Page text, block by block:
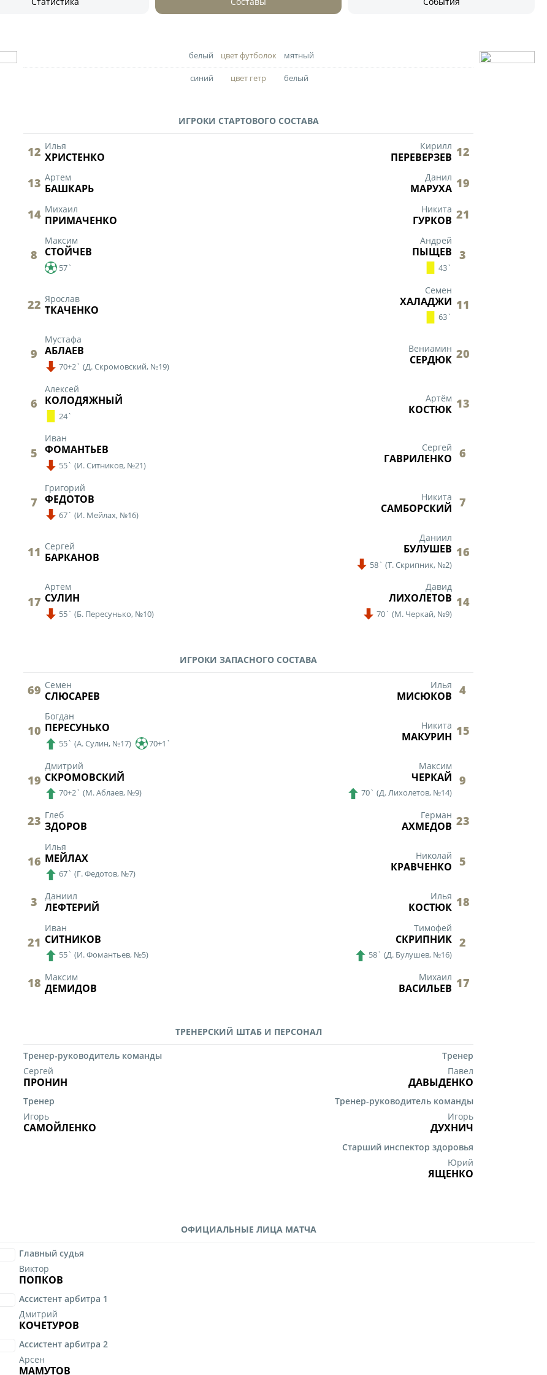
"Содружество"
Календарь и результаты матчей
Статистика
Служба безопасности
Отдел информационных технологий
Спортивный комитет
белый цвет футболок мятный
синий цвет гетр белый
ИГРОКИ СТАРТОВОГО СОСТАВА
12 Илья
ХРИСТЕНКО 12
Кирилл
ПЕРЕВЕРЗЕВ
13 Артем
БАШКАРЬ 19
Данил
МАРУХА
14 Михаил
ПРИМАЧЕНКО 21
Никита
ГУРКОВ
8
Максим
СТОЙЧЕВ
57`
3
Андрей
ПЫЩЕВ
43`
22 Ярослав
ТКАЧЕНКО 11
Семен
ХАЛАДЖИ
63`
9
Мустафа
АБЛАЕВ
70+2` (Д. Скромовский, №19)
20
Вениамин
СЕРДЮК
6
Алексей
КОЛОДЯЖНЫЙ
24`
13
Артём
КОСТЮК
5
Иван
ФОМАНТЬЕВ
55` (И. Ситников, №21)
6
Сергей
ГАВРИЛЕНКО
7
Григорий
ФЕДОТОВ
67` (И. Мейлах, №16)
7
Никита
САМБОРСКИЙ
11 Сергей
БАРКАНОВ 16
Даниил
БУЛУШЕВ
58` (Т. Скрипник, №2)
17
Артем
СУЛИН
55` (Б. Пересунько, №10)
14
Давид
ЛИХОЛЕТОВ
70` (М. Черкай, №9)
ИГРОКИ ЗАПАСНОГО СОСТАВА
69 Семен
СЛЮСАРЕВ 4
Илья
МИСЮКОВ
10
Богдан
ПЕРЕСУНЬКО
55` (А. Сулин, №17) 70+1`
15
Никита
МАКУРИН
19
Дмитрий
СКРОМОВСКИЙ
70+2` (М. Аблаев, №9)
9
Максим
ЧЕРКАЙ
70` (Д. Лихолетов, №14)
23 Глеб
ЗДОРОВ 23
Герман
АХМЕДОВ
16
Илья
МЕЙЛАХ
67` (Г. Федотов, №7)
5
Николай
КРАВЧЕНКО
3 Даниил
ЛЕФТЕРИЙ 18
Илья
КОСТЮК
21
Иван
СИТНИКОВ
55` (И. Фомантьев, №5)
2
Тимофей
СКРИПНИК
58` (Д. Булушев, №16)
18 Максим
ДЕМИДОВ 17
Михаил
ВАСИЛЬЕВ
ТРЕНЕРСКИЙ ШТАБ И ПЕРСОНАЛ
Тренер-руководитель команды
Сергей
ПРОНИН
Тренер
Павел
ДАВЫДЕНКО
Тренер
Игорь
САМОЙЛЕНКО
Тренер-руководитель команды
Игорь
ДУХНИЧ
Старший инспектор здоровья
Юрий
ЯЩЕНКО
ОФИЦИАЛЬНЫЕ ЛИЦА МАТЧА
Главный судья
Виктор
ПОПКОВ
Ассистент арбитра 1
Дмитрий
КОЧЕТУРОВ
Ассистент арбитра 2
Арсен
МАМУТОВ